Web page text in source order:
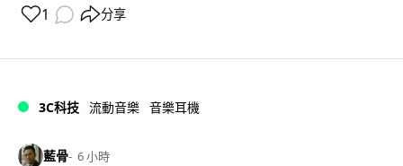
1 分享
3C科技 流動音樂 音樂耳機
藍骨 6 小時